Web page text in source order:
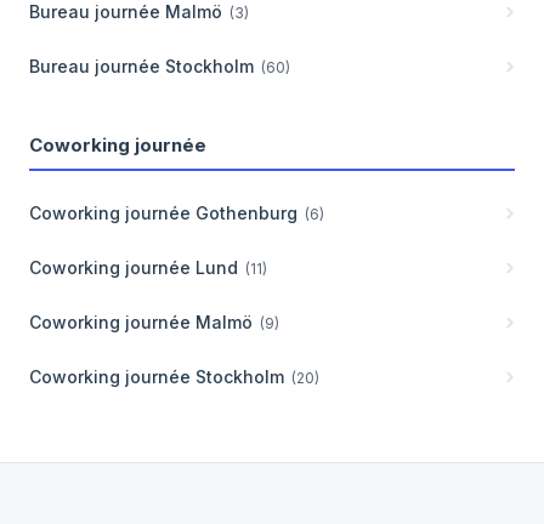
Bureau journée Malmö (3)
Bureau journée Stockholm (60)
Coworking journée
Coworking journée Gothenburg (6)
Coworking journée Lund (11)
Coworking journée Malmö (9)
Coworking journée Stockholm (20)